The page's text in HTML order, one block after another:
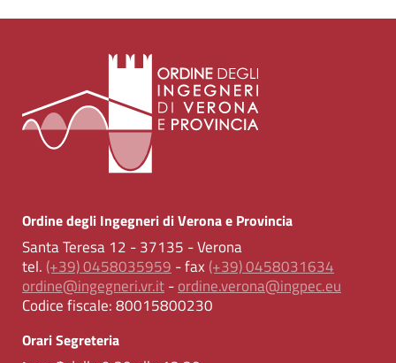
Ordine degli Ingegneri di Verona e Provincia
Santa Teresa 12 - 37135 - Verona
tel. (+39) 0458035959 - fax (+39) 0458031634
ordine@ingegneri.vr.it-ordine.verona@ingpec.eu
Codice fiscale:80015800230
Orari Segreteria